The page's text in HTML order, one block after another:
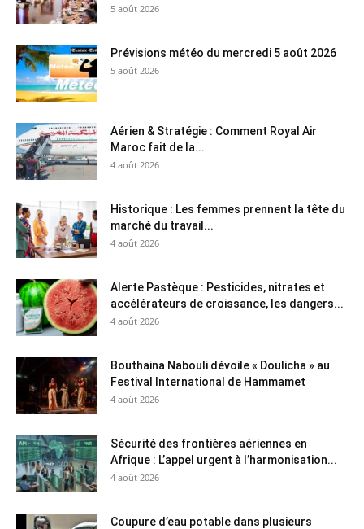
5 août 2026
Prévisions météo du mercredi 5 août 2026
5 août 2026
Aérien & Stratégie : Comment Royal Air
Maroc fait de la...
4 août 2026
Historique : Les femmes prennent la tête du
marché du travail...
4 août 2026
Alerte Pastèque : Pesticides, nitrates et
accélérateurs de croissance, les dangers...
4 août 2026
Bouthaina Nabouli dévoile « Doulicha » au
Festival International de Hammamet
4 août 2026
Sécurité des frontières aériennes en
Afrique : L’appel urgent à l’harmonisation...
4 août 2026
Coupure d’eau potable dans plusieurs